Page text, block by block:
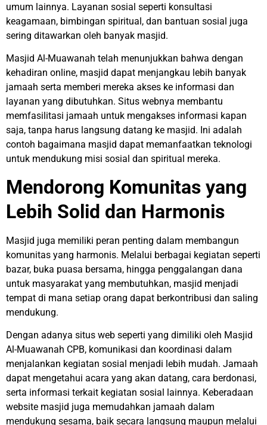
umum lainnya. Layanan sosial seperti konsultasi
keagamaan, bimbingan spiritual, dan bantuan sosial juga
sering ditawarkan oleh banyak masjid.
Masjid Al-Muawanah telah menunjukkan bahwa dengan
kehadiran online, masjid dapat menjangkau lebih banyak
jamaah serta memberi mereka akses ke informasi dan
layanan yang dibutuhkan. Situs webnya membantu
memfasilitasi jamaah untuk mengakses informasi kapan
saja, tanpa harus langsung datang ke masjid. Ini adalah
contoh bagaimana masjid dapat memanfaatkan teknologi
untuk mendukung misi sosial dan spiritual mereka.
Mendorong Komunitas yang
Lebih Solid dan Harmonis
Masjid juga memiliki peran penting dalam membangun
komunitas yang harmonis. Melalui berbagai kegiatan seperti
bazar, buka puasa bersama, hingga penggalangan dana
untuk masyarakat yang membutuhkan, masjid menjadi
tempat di mana setiap orang dapat berkontribusi dan saling
mendukung.
Dengan adanya situs web seperti yang dimiliki oleh Masjid
Al-Muawanah CPB, komunikasi dan koordinasi dalam
menjalankan kegiatan sosial menjadi lebih mudah. Jamaah
dapat mengetahui acara yang akan datang, cara berdonasi,
serta informasi terkait kegiatan sosial lainnya. Keberadaan
website masjid juga memudahkan jamaah dalam
mendukung sesama, baik secara langsung maupun melalui